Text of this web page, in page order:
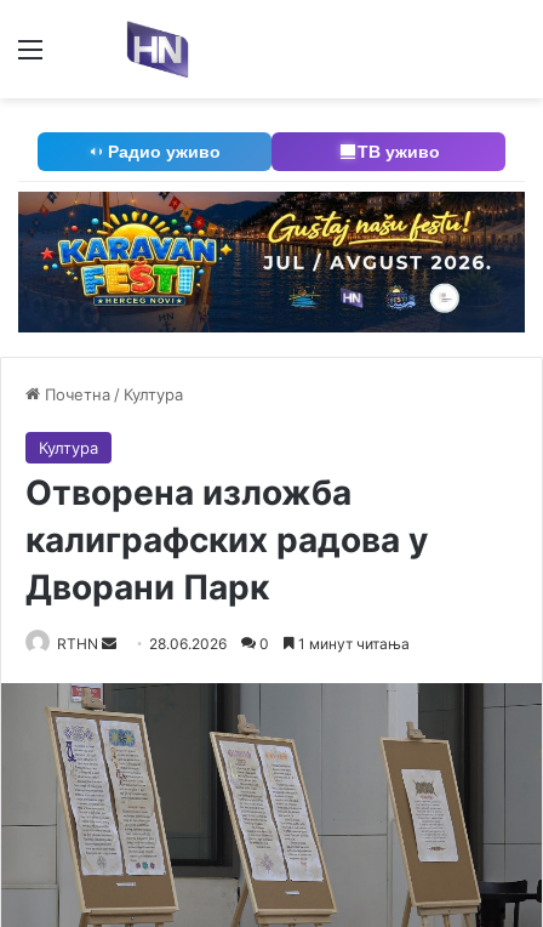
Радио уживо ТВ уживо
Почетна / Култура
Култура
Отворена изложба
калиграфских радова у
Дворани Парк
RTHN
d
a
n
e
m
a
i
28.06.2026 0 1 минут читања